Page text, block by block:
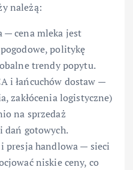
należą:
— cena mleka jest
politykę
trendy popytu.
i łańcuchów dostaw —
zakłócenia logistyczne)
na sprzedaż
dań gotowych.
presja handlowa — sieci
niskie ceny, co